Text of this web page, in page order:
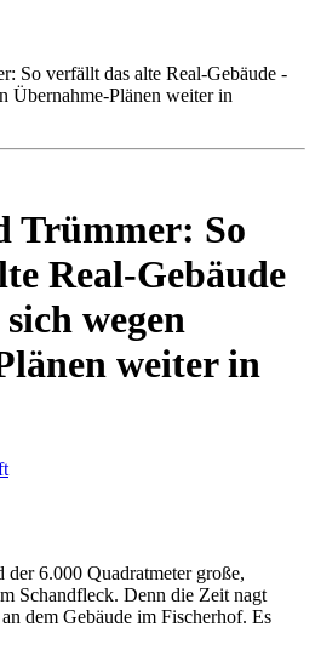
So verfällt das alte Real-Gebäude -
Übernahme-Plänen weiter in
Trümmer: So
Real-Gebäude
wegen
weiter in
6.000 Quadratmeter große,
Schandfleck. Denn die Zeit nagt
dem Gebäude im Fischerhof. Es